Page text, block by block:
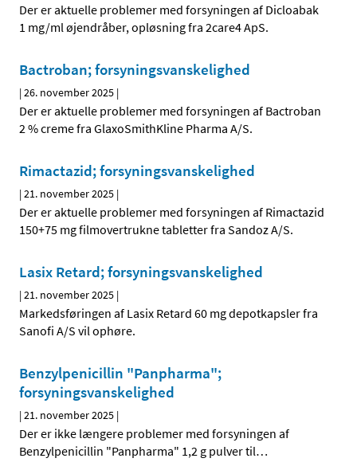
Der er aktuelle problemer med forsyningen af Dicloabak
1 mg/ml øjendråber, opløsning fra 2care4 ApS.
Bactroban; forsyningsvanskelighed
|26. november 2025 |
Der er aktuelle problemer med forsyningen af Bactroban
2 % creme fra GlaxoSmithKline Pharma A/S.
Rimactazid; forsyningsvanskelighed
|21. november 2025 |
Der er aktuelle problemer med forsyningen af Rimactazid
150+75 mg filmovertrukne tabletter fra Sandoz A/S.
Lasix Retard; forsyningsvanskelighed
|21. november 2025 |
Markedsføringen af Lasix Retard 60 mg depotkapsler fra
Sanofi A/S vil ophøre.
Benzylpenicillin "Panpharma";
forsyningsvanskelighed
|21. november 2025 |
Der er ikke længere problemer med forsyningen af
Benzylpenicillin "Panpharma" 1,2 g pulver til…